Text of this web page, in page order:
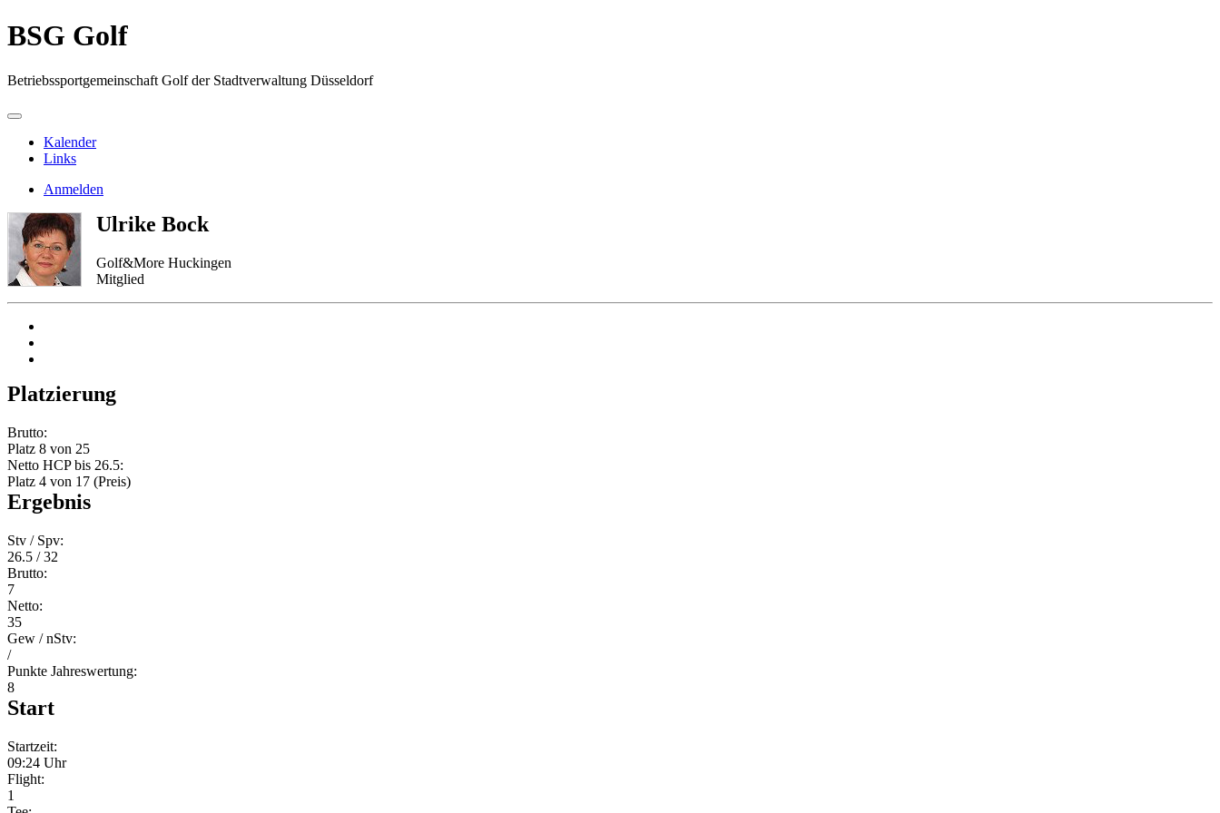
BSG Golf
Betriebssportgemeinschaft Golf der Stadtverwaltung Düsseldorf
Kalender
Links
Anmelden
Ulrike Bock
Golf&More Huckingen
Mitglied
Platzierung
Brutto:
Platz 8 von 25
Netto HCP bis 26.5:
Platz 4 von 17 (Preis)
Ergebnis
Stv / Spv:
26.5 / 32
Brutto:
7
Netto:
35
Gew / nStv:
/
Punkte Jahreswertung:
8
Start
Startzeit:
09:24 Uhr
Flight:
1